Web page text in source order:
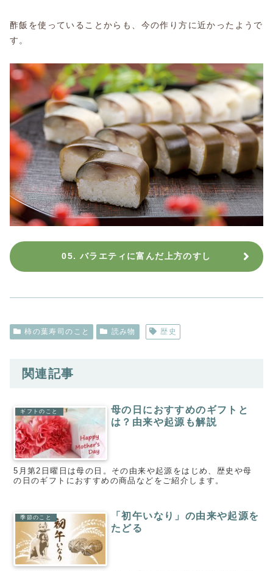
酢飯を使っていることからも、今の作り方に近かったようで
す。
05. バラエティに富んだ上方のすし
柿の葉寿司のこと 読み物 歴史
関連記事
ギフトのこと
母の日におすすめのギフトと
は？由来や起源も解説
5月第2日曜日は母の日。その由来や起源をはじめ、歴史や母
の日のギフトにおすすめの商品などをご紹介します。
季節のこと
「初午いなり」の由来や起源を
たどる